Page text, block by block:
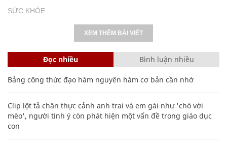
SỨC KHỎE
XEM THÊM BÀI VIẾT
Đọc nhiều Bình luận nhiều
Bảng công thức đạo hàm nguyên hàm cơ bản cần nhớ
Clip lột tả chân thực cảnh anh trai và em gái như 'chó với
mèo', người tinh ý còn phát hiện một vấn đề trong giáo dục
con